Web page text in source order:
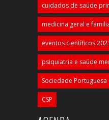
cuidados de saúde
medicina geral e
eventos científicos
psiquiatria e saúde
Sociedade
CSP